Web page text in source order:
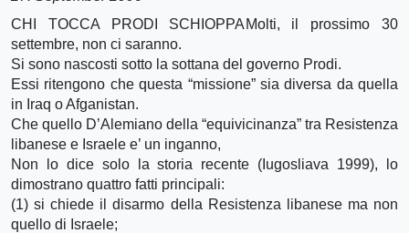
CHI TOCCA PRODI SCHIOPPA Molti, il prossimo 30
settembre, non ci saranno.
Si sono nascosti sotto la sottana del governo Prodi.
Essi ritengono che questa “missione” sia diversa da quella
in Iraq o Afganistan.
Che quello D’Alemiano della “equivicinanza” tra Resistenza
libanese e Israele e’ un inganno,
Non lo dice solo la storia recente (Iugosliava 1999), lo
dimostrano quattro fatti principali:
(1) si chiede il disarmo della Resistenza libanese ma non
quello di Israele;